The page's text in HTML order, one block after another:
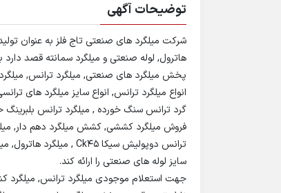
توضیحات آگهی
شرکت میلگرد های صنعتی تاج فلز به عنوان
هاترول, لوله صنعتی و میلگرد سمانته قصد
گرد ترانس سنگ خورده , میلگرد ترانس
سایز لوله های صنعتی را ارائه کند.
جهت استعلام موجودی میلگرد ترانس, میلگرد